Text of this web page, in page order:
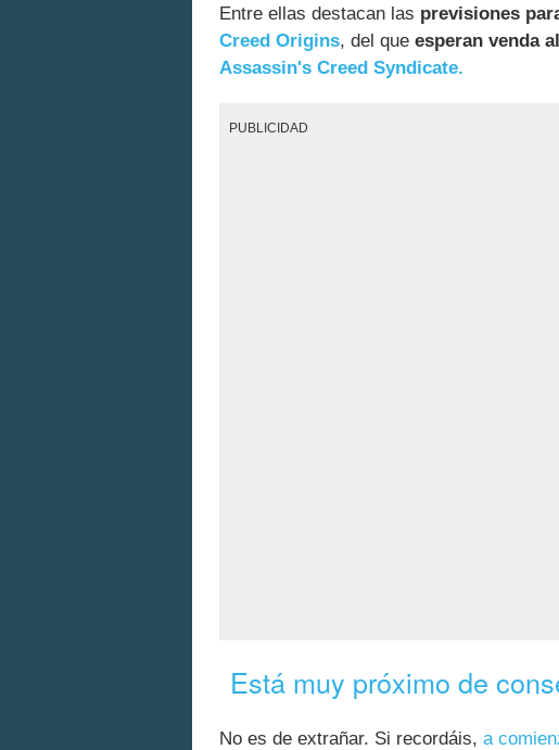
Entre ellas destacan las previsiones
Creed Origins, del que esperan venda
Assassin's Creed Syndicate.
PUBLICIDAD
Está muy próximo de
No es de extrañar. Si recordáis, a